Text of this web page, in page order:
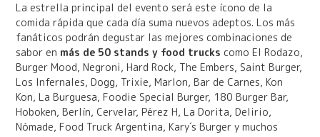
La estrella principal del evento será este ícono de la
comida rápida que cada día suma nuevos adeptos. Los más
fanáticos podrán degustar las mejores combinaciones de
sabor en más de 50 stands y food trucks como El Rodazo,
Burger Mood, Negroni, Hard Rock, The Embers, Saint Burger,
Los Infernales, Dogg, Trixie, Marlon, Bar de Carnes, Kon
Kon, La Burguesa, Foodie Special Burger, 180 Burger Bar,
Hoboken, Berlín, Cervelar, Pérez H, La Dorita, Delirio,
Nómade, Food Truck Argentina, Kary´s Burger y muchos